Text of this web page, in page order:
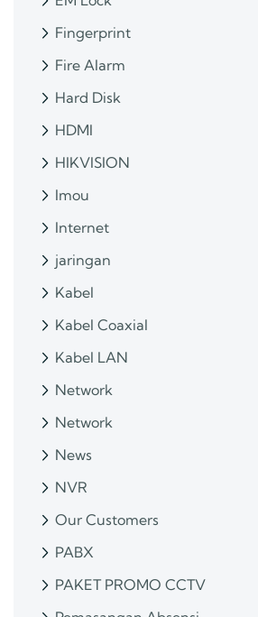
Fingerprint
Fire Alarm
Hard Disk
HDMI
HIKVISION
Imou
Internet
jaringan
Kabel
Kabel Coaxial
Kabel LAN
Network
Network
News
NVR
Our Customers
PABX
PAKET PROMO CCTV